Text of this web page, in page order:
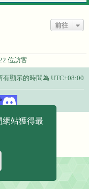
站獲得最
前往
位訪客
有顯示的時間為 UTC+08:00
phpBB Limited